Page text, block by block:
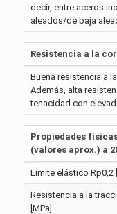
decir, entre aceros
aleados/de baja
Resistencia a la
Buena resistencia a
Además, alta
tenacidad con
Propiedades
(valores aprox.) a
Límite elástico Rp0,2
Resistencia a la
[MPa]